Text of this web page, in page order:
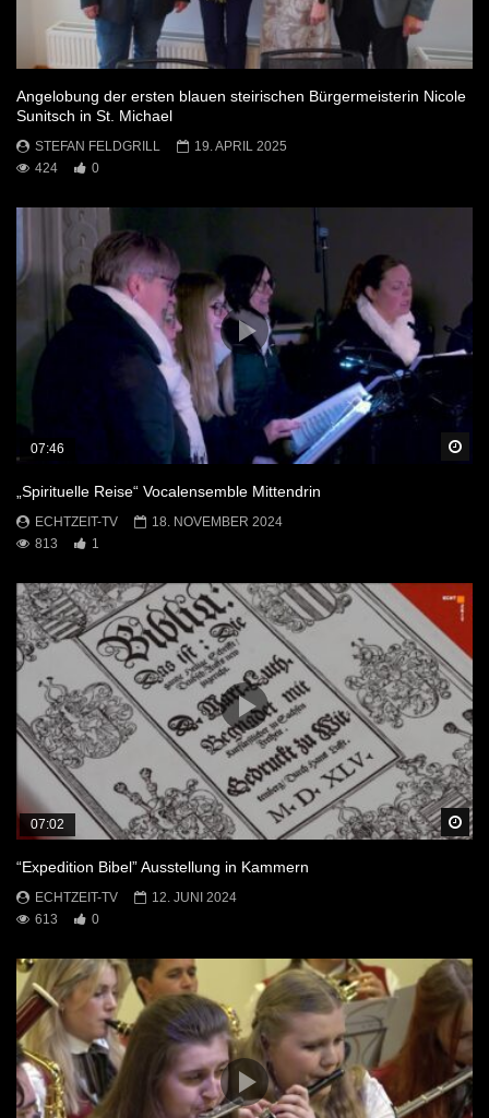
Angelobung der ersten blauen steirischen Bürgermeisterin Nicole
Sunitsch in St. Michael
STEFAN FELDGRILL
19. APRIL 2025
424
0
07:46
„Spirituelle Reise“ Vocalensemble Mittendrin
ECHTZEIT-TV
18. NOVEMBER 2024
813
1
07:02
“Expedition Bibel” Ausstellung in Kammern
ECHTZEIT-TV
12. JUNI 2024
613
0